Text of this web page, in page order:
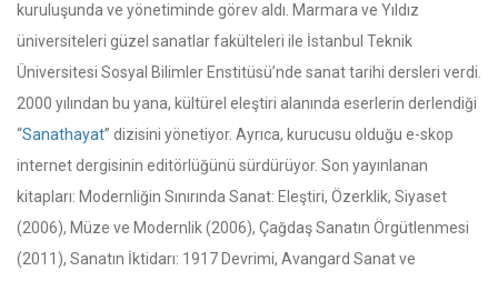
kuruluşunda ve yönetiminde görev aldı. Marmara ve Yıldız
üniversiteleri güzel sanatlar fakülteleri ile İstanbul Teknik
Üniversitesi Sosyal Bilimler Enstitüsü’nde sanat tarihi dersleri verdi.
2000 yılından bu yana, kültürel eleştiri alanında eserlerin derlendiği
“Sanathayat” dizisini yönetiyor. Ayrıca, kurucusu olduğu e-skop
internet dergisinin editörlüğünü sürdürüyor. Son yayınlanan
kitapları: Modernliğin Sınırında Sanat: Eleştiri, Özerklik, Siyaset
(2006), Müze ve Modernlik (2006), Çağdaş Sanatın Örgütlenmesi
(2011), Sanatın İktidarı: 1917 Devrimi, Avangard Sanat ve